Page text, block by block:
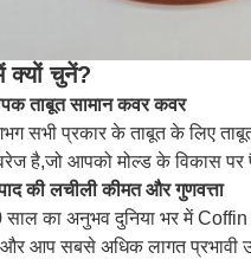
क्यों चुनें?
ताबूत सामान कवर कवर
सभी प्रकार के ताबूत के लिए
है,जो आपको मोल्ड के विकास पर
की लचीली कीमत और गुणवत्ता
साल का अनुभव दुनिया भर में Coffin
आप सबसे अधिक लागत प्रभावी